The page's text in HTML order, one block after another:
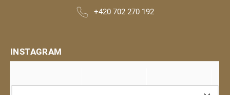
+420 702 270 192
INSTAGRAM